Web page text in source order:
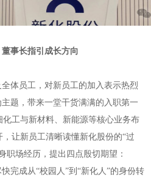
事长指引成长方向
体员工，对新员工的加入表示热烈
题，带来一堂干货满满的入职第一
工与新材料、新能源等核心业务布
让新员工清晰读懂新化股份的“过
职场经历，提出四点殷切期望：
快完成从“校园人”到“新化人”的身份转